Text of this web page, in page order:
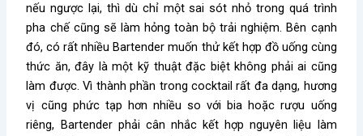
nếu ngược lại, thì dù chỉ một sai sót nhỏ trong quá trình
pha chế cũng sẽ làm hỏng toàn bộ trải nghiệm. Bên cạnh
đó, có rất nhiều Bartender muốn thử kết hợp đồ uống cùng
thức ăn, đây là một kỹ thuật đặc biệt không phải ai cũng
làm được. Vì thành phần trong cocktail rất đa dạng, hương
vị cũng phức tạp hơn nhiều so với bia hoặc rượu uống
riêng, Bartender phải cân nhắc kết hợp nguyên liệu làm